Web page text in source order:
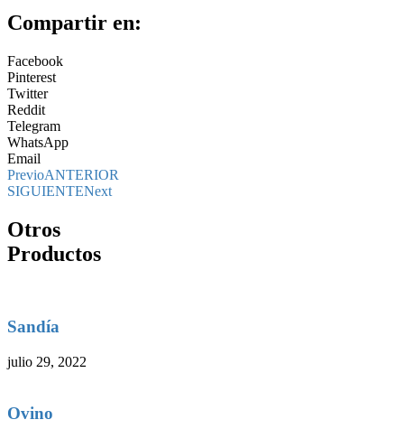
Compartir en:
Facebook
Pinterest
Twitter
Reddit
Telegram
WhatsApp
Email
PrevioANTERIOR
SIGUIENTENext
Otros
Productos
Sandía
julio 29, 2022
Ovino